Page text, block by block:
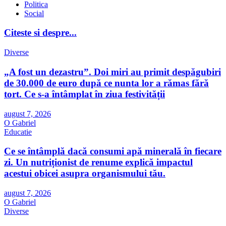
Politica
Social
Citeste si despre...
Diverse
„A fost un dezastru”. Doi miri au primit despăgubiri
de 30.000 de euro după ce nunta lor a rămas fără
tort. Ce s-a întâmplat în ziua festivității
august 7, 2026
O Gabriel
Educatie
Ce se întâmplă dacă consumi apă minerală în fiecare
zi. Un nutriționist de renume explică impactul
acestui obicei asupra organismului tău.
august 7, 2026
O Gabriel
Diverse